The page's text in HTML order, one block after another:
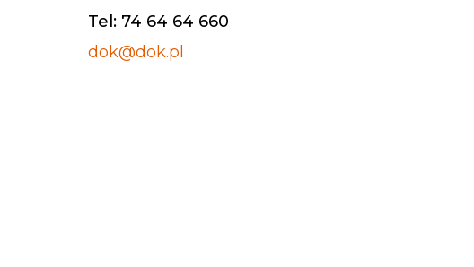
Tel: 74 64 64 660
dok@dok.pl